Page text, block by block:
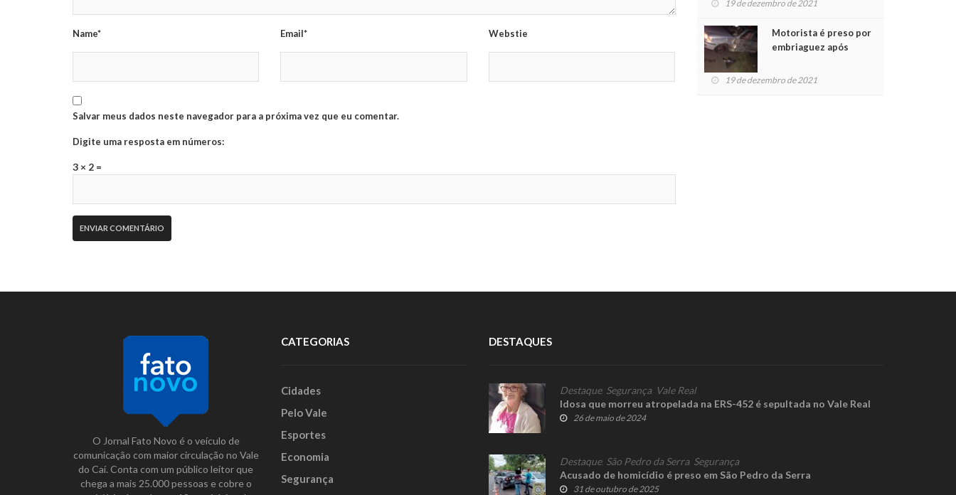
Name* Email* Webstie
Salvar meus dados neste navegador para a próxima vez que eu comentar.
Digite uma resposta em números:
3 × 2 =
19 de dezembro de 2021
Motorista é preso por
embriaguez após
feridos
19 de dezembro de 2021
O Jornal Fato Novo é o veículo de
comunicação com maior circulação no Vale
do Caí. Conta com um público leitor que
chega a mais 25.000 pessoas e cobre o
CATEGORIAS
Cidades
Pelo Vale
Esportes
Economia
Segurança
DESTAQUES
Destaque, Segurança, Vale Real
Idosa que morreu atropelada na ERS-452 é sepultada no Vale Real
26 de maio de 2024
Destaque, São Pedro da Serra, Segurança
Acusado de homicídio é preso em São Pedro da Serra
31 de outubro de 2025